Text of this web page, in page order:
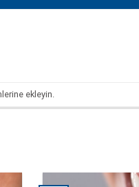
ekleyin.